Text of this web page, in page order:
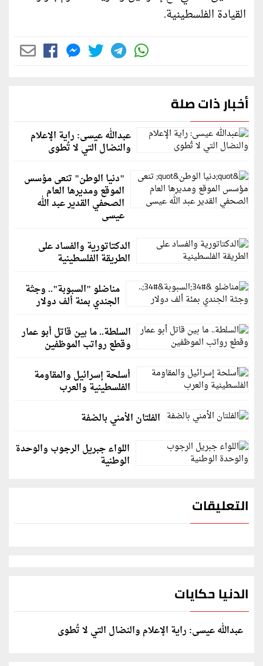
القيادة الفلسطينية.
أخبار ذات صلة
عبدالله عيسى: راية الإعلام
والنضال التي لا تُطوى
"دنيا الوطن" تنعى مؤسس
الموقع ومديرها العام
الصحفي القدير عبد الله
عيسى
الدكتاتورية والفساد على
الطريقة الفلسطينية
مناضلو "السبوبة".. وجثة
الجندي بمئة ألف دولار
السلطة.. ما بين قاتل أبو عمار
وقطع رواتب الموظفين
أسلحة إسرائيل والمقاومة
الفلسطينية والعرب
الفلتان الأمني بالضفة
اللواء جبريل الرجوب والوحدة
الوطنية
التعليقات
الدنيا حكايات
عبدالله عيسى: راية الإعلام والنضال التي لا تُطوى